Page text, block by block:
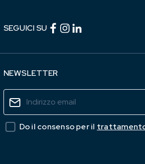
SEGUICI SU Facebook (link esterno)
Instagram (link
NEWSLETTER
Do il consenso per il